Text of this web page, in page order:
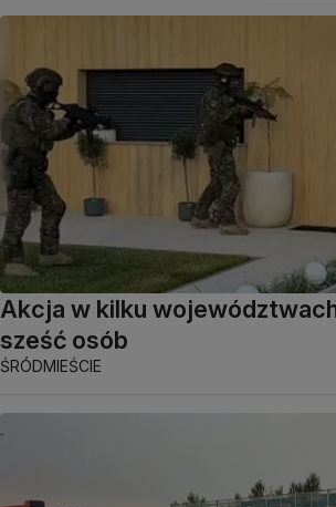
Akcja w kilku
sześć osób
ŚRÓDMIEŚCIE